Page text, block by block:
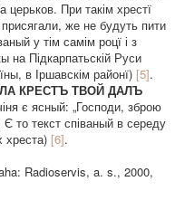
церьков. При такім хрестї
присягали, же не будуть пити
у тім самім роцї і з
Підкарпатьскій Руси
в Іршавскім районї) [5].
КРЕСТЪ ТВОЙ ДАЛЪ
є ясный: „Господи, зброю
то текст співаный в середу
хреста) [6].
Radioservis, a. s., 2000,